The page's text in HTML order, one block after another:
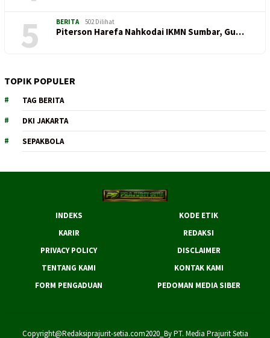
5 BERITA 502 Dilihat
Piterson Harefa Nahkodai IKMN Sumbar, Gu…
TOPIK POPULER
TAG BERITA
DKI JAKARTA
SEPAKBOLA
INDEKS
KODE ETIK
KARIR
REDAKSI
PRIVACY POLICY
DISCLAIMER
TENTANG KAMI
KONTAK KAMI
FORM PENGADUAN
PEDOMAN MEDIA SIBER
Copyright@Redaksiprajurit-setia.com2020_By PT. Media Prajurit Setia